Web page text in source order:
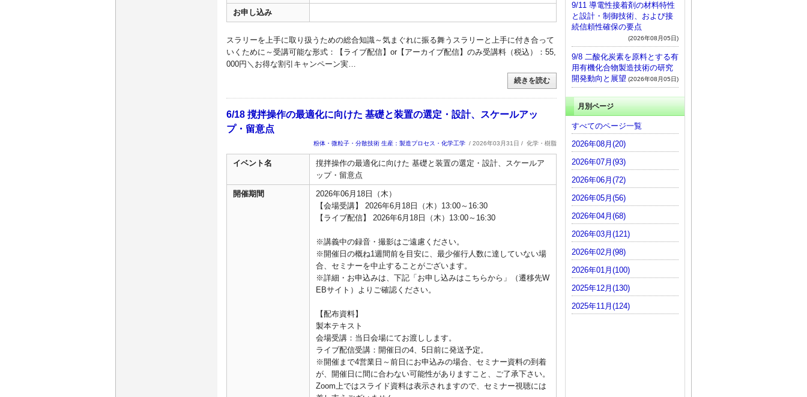
お申し込み
スラリーを上手に取り扱うための総合知識～気まぐれに振る舞うスラリーと上手に付き合って
いくために～受講可能な形式：【ライブ配信】or【アーカイブ配信】のみ受講料（税込）：55,
000円＼お得な割引キャンペーン実…
続きを読む
6/18 撹拌操作の最適化に向けた 基礎と装置の選定・設計、スケールアッ
プ・留意点
粉体・微粒子・分散技術 生産：製造プロセス・化学工学 / 2026年03月31日 / 化学・樹脂
イベント名
撹拌操作の最適化に向けた 基礎と装置の選定・設計、スケールア
ップ・留意点
開催期間
2026年06月18日（木）
【会場受講】 2026年6月18日（木）13:00～16:30
【ライブ配信】 2026年6月18日（木）13:00～16:30
※講義中の録音・撮影はご遠慮ください。
※開催日の概ね1週間前を目安に、最少催行人数に達していない場
合、セミナーを中止することがございます。
※詳細・お申込みは、下記「お申し込みはこちらから」（遷移先W
EBサイト）よりご確認ください。
【配布資料】
製本テキスト
会場受講：当日会場にてお渡しします。
ライブ配信受講：開催日の4、5日前に発送予定。
※開催まで4営業日～前日にお申込みの場合、セミナー資料の到着
が、開催日に間に合わない可能性がありますこと、ご了承下さい。
Zoom上ではスライド資料は表示されますので、セミナー視聴には
9/11 導電性接着剤の材料特性
と設計・制御技術、および接
続信頼性確保の要点
(2026年08月05日)
9/8 二酸化炭素を原料とする有
用有機化合物製造技術の研究
開発動向と展望 (2026年08月05日)
月別ページ
すべてのページ一覧
2026年08月(20)
2026年07月(93)
2026年06月(72)
2026年05月(56)
2026年04月(68)
2026年03月(121)
2026年02月(98)
2026年01月(100)
2025年12月(130)
2025年11月(124)